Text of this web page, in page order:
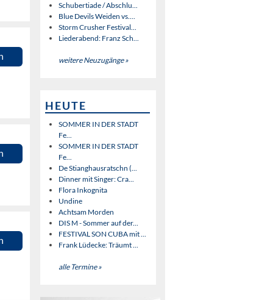
Schubertiade / Abschlu...
Blue Devils Weiden vs....
Storm Crusher Festival...
Liederabend: Franz Sch...
weitere Neuzugänge »
HEUTE
SOMMER IN DER STADT
Fe...
SOMMER IN DER STADT
Fe...
De Stianghausratschn (...
Dinner mit Singer: Cra...
Flora Inkognita
Undine
Achtsam Morden
DIS M - Sommer auf der...
FESTIVAL SON CUBA mit ...
Frank Lüdecke: Träumt ...
alle Termine »